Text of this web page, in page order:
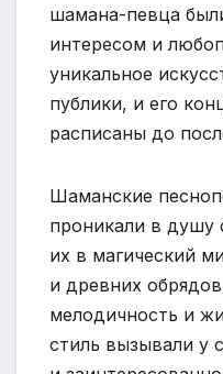
шамана-певца
интересом и
уникальное
публики, и его
расписаны до
Шаманские
проникали в душу
их в магический
и древних
мелодичность и
стиль вызывали у